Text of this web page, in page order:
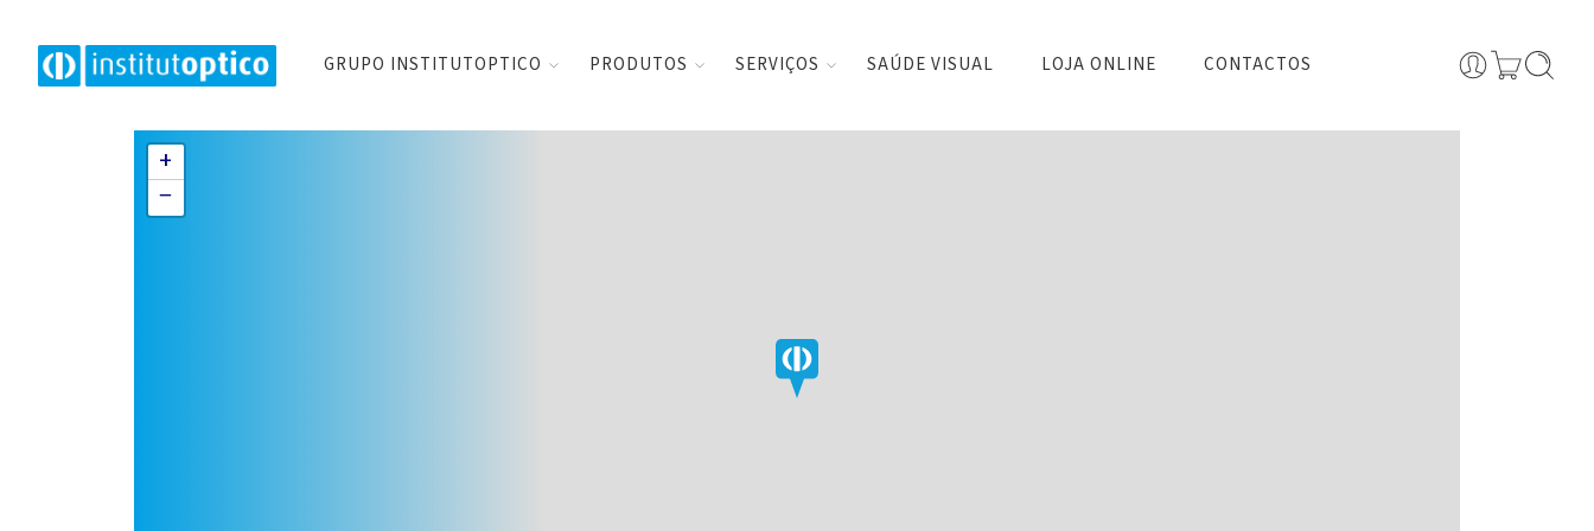
GRUPO INSTITUTOPTICO PRODUTOS SERVIÇOS SAÚDE VISUAL LOJA ONLINE CONTACTOS
+
−